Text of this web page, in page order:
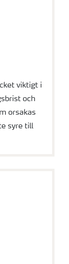
viktigt i
och
orsakas
syre till